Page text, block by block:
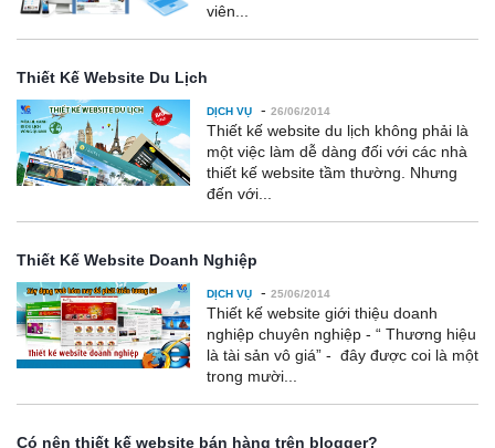
viên...
Thiết Kế Website Du Lịch
DỊCH VỤ - 26/06/2014
Thiết kế website du lịch không phải là
một việc làm dễ dàng đối với các nhà
thiết kế website tầm thường. Nhưng
đến với...
Thiết Kế Website Doanh Nghiệp
DỊCH VỤ - 25/06/2014
Thiết kế website giới thiệu doanh
nghiệp chuyên nghiệp - “ Thương hiệu
là tài sản vô giá” - đây được coi là một
trong mười...
Có nên thiết kế website bán hàng trên blogger?